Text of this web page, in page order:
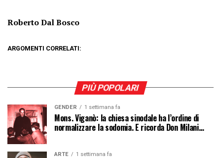
Roberto Dal Bosco
ARGOMENTI CORRELATI:
PIÙ POPOLARI
GENDER 1 settimana fa
Mons. Viganò: la chiesa sinodale ha l’ordine di
normalizzare la sodomia. E ricorda Don Milani…
ARTE 1 settimana fa